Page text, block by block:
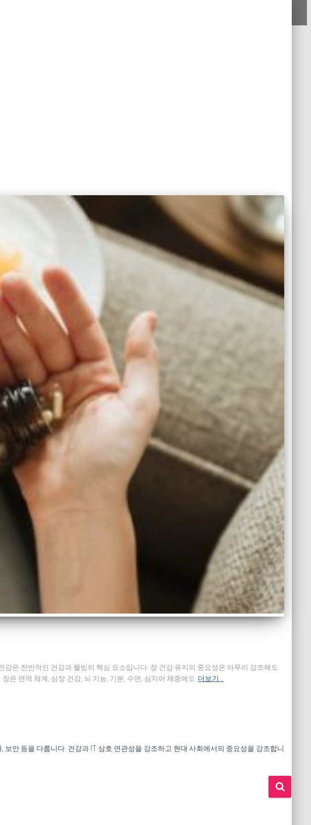
은 전반적인 건강과 웰빙의 핵심 요소입니다. 장 건강 유지의 중요성은 아무리 강조해도
은 면역 체계, 심장 건강, 뇌 기능, 기분, 수면, 심지어 체중에도 더보기…
안 등을 다룹니다. 건강과 IT 상호 연관성을 강조하고 현대 사회에서의 중요성을 강조합니